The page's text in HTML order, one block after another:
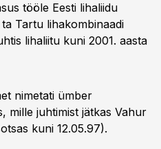
tööle Eesti lihaliidu
Tartu lihakombinaadi
lihaliitu kuni 2001. aasta
nimetati ümber
mille juhtimist jätkas Vahur
kuni 12.05.97).